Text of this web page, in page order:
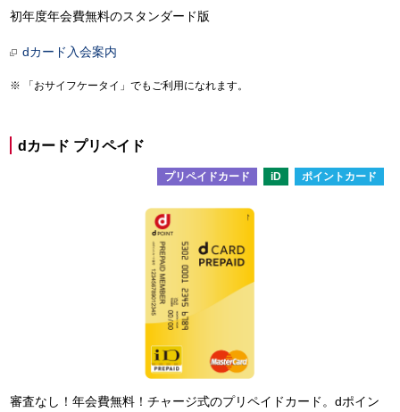
初年度年会費無料のスタンダード版
dカード入会案内
「おサイフケータイ」でもご利用になれます。
dカード プリペイド
プリペイドカード iD ポイントカード
審査なし！年会費無料！チャージ式のプリペイドカード。dポイン